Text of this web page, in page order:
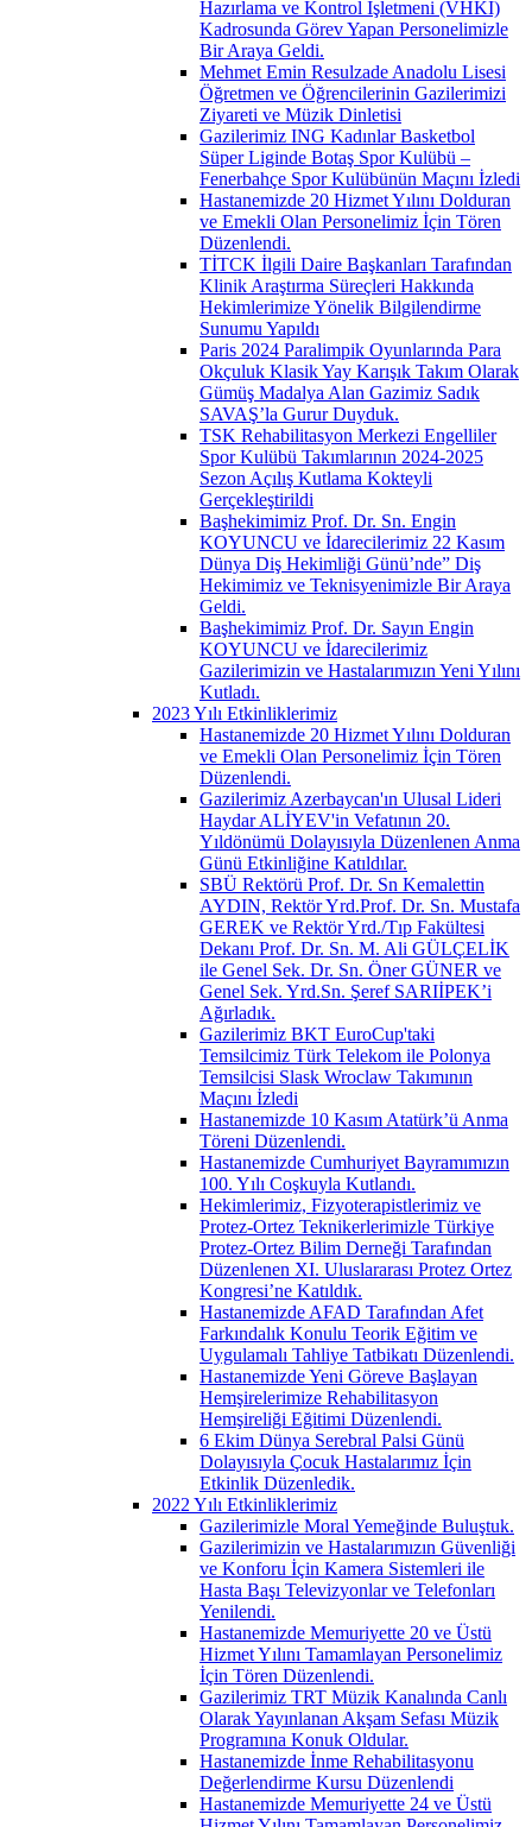
Hazırlama ve Kontrol İşletmeni (VHKİ)
Kadrosunda Görev Yapan Personelimizle
Bir Araya Geldi.
Mehmet Emin Resulzade Anadolu Lisesi
Öğretmen ve Öğrencilerinin Gazilerimizi
Ziyareti ve Müzik Dinletisi
Gazilerimiz ING Kadınlar Basketbol
Süper Liginde Botaş Spor Kulübü –
Fenerbahçe Spor Kulübünün Maçını İzledi
Hastanemizde 20 Hizmet Yılını Dolduran
ve Emekli Olan Personelimiz İçin Tören
Düzenlendi.
TİTCK İlgili Daire Başkanları Tarafından
Klinik Araştırma Süreçleri Hakkında
Hekimlerimize Yönelik Bilgilendirme
Sunumu Yapıldı
Paris 2024 Paralimpik Oyunlarında Para
Okçuluk Klasik Yay Karışık Takım Olarak
Gümüş Madalya Alan Gazimiz Sadık
SAVAŞ’la Gurur Duyduk.
TSK Rehabilitasyon Merkezi Engelliler
Spor Kulübü Takımlarının 2024-2025
Sezon Açılış Kutlama Kokteyli
Gerçekleştirildi
Başhekimimiz Prof. Dr. Sn. Engin
KOYUNCU ve İdarecilerimiz 22 Kasım
Dünya Diş Hekimliği Günü’nde” Diş
Hekimimiz ve Teknisyenimizle Bir Araya
Geldi.
Başhekimimiz Prof. Dr. Sayın Engin
KOYUNCU ve İdarecilerimiz
Gazilerimizin ve Hastalarımızın Yeni Yılını
Kutladı.
2023 Yılı Etkinliklerimiz
Hastanemizde 20 Hizmet Yılını Dolduran
ve Emekli Olan Personelimiz İçin Tören
Düzenlendi.
Gazilerimiz Azerbaycan'ın Ulusal Lideri
Haydar ALİYEV'in Vefatının 20.
Yıldönümü Dolayısıyla Düzenlenen Anma
Günü Etkinliğine Katıldılar.
SBÜ Rektörü Prof. Dr. Sn Kemalettin
AYDIN, Rektör Yrd.Prof. Dr. Sn. Mustafa
GEREK ve Rektör Yrd./Tıp Fakültesi
Dekanı Prof. Dr. Sn. M. Ali GÜLÇELİK
ile Genel Sek. Dr. Sn. Öner GÜNER ve
Genel Sek. Yrd.Sn. Şeref SARIİPEK’i
Ağırladık.
Gazilerimiz BKT EuroCup'taki
Temsilcimiz Türk Telekom ile Polonya
Temsilcisi Slask Wroclaw Takımının
Maçını İzledi
Hastanemizde 10 Kasım Atatürk’ü Anma
Töreni Düzenlendi.
Hastanemizde Cumhuriyet Bayramımızın
100. Yılı Coşkuyla Kutlandı.
Hekimlerimiz, Fizyoterapistlerimiz ve
Protez-Ortez Teknikerlerimizle Türkiye
Protez-Ortez Bilim Derneği Tarafından
Düzenlenen XI. Uluslararası Protez Ortez
Kongresi’ne Katıldık.
Hastanemizde AFAD Tarafından Afet
Farkındalık Konulu Teorik Eğitim ve
Uygulamalı Tahliye Tatbikatı Düzenlendi.
Hastanemizde Yeni Göreve Başlayan
Hemşirelerimize Rehabilitasyon
Hemşireliği Eğitimi Düzenlendi.
6 Ekim Dünya Serebral Palsi Günü
Dolayısıyla Çocuk Hastalarımız İçin
Etkinlik Düzenledik.
2022 Yılı Etkinliklerimiz
Gazilerimizle Moral Yemeğinde Buluştuk.
Gazilerimizin ve Hastalarımızın Güvenliği
ve Konforu İçin Kamera Sistemleri ile
Hasta Başı Televizyonlar ve Telefonları
Yenilendi.
Hastanemizde Memuriyette 20 ve Üstü
Hizmet Yılını Tamamlayan Personelimiz
İçin Tören Düzenlendi.
Gazilerimiz TRT Müzik Kanalında Canlı
Olarak Yayınlanan Akşam Sefası Müzik
Programına Konuk Oldular.
Hastanemizde İnme Rehabilitasyonu
Değerlendirme Kursu Düzenlendi
Hastanemizde Memuriyette 24 ve Üstü